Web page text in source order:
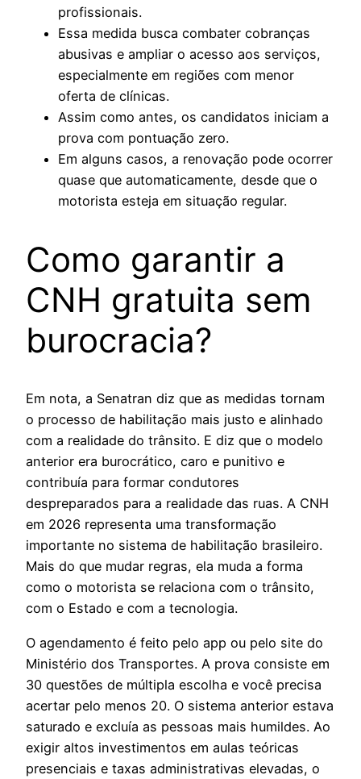
profissionais.
Essa medida busca combater cobranças
abusivas e ampliar o acesso aos serviços,
especialmente em regiões com menor
oferta de clínicas.
Assim como antes, os candidatos iniciam a
prova com pontuação zero.
Em alguns casos, a renovação pode ocorrer
quase que automaticamente, desde que o
motorista esteja em situação regular.
Como garantir a
CNH gratuita sem
burocracia?
Em nota, a Senatran diz que as medidas tornam
o processo de habilitação mais justo e alinhado
com a realidade do trânsito. E diz que o modelo
anterior era burocrático, caro e punitivo e
contribuía para formar condutores
despreparados para a realidade das ruas. A CNH
em 2026 representa uma transformação
importante no sistema de habilitação brasileiro.
Mais do que mudar regras, ela muda a forma
como o motorista se relaciona com o trânsito,
com o Estado e com a tecnologia.
O agendamento é feito pelo app ou pelo site do
Ministério dos Transportes. A prova consiste em
30 questões de múltipla escolha e você precisa
acertar pelo menos 20. O sistema anterior estava
saturado e excluía as pessoas mais humildes. Ao
exigir altos investimentos em aulas teóricas
presenciais e taxas administrativas elevadas, o